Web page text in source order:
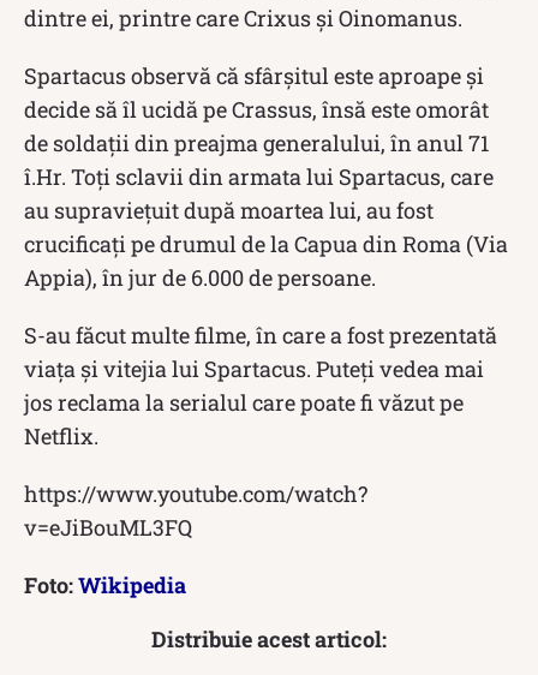
dintre ei, printre care Crixus și Oinomanus.
Spartacus observă că sfârșitul este aproape și
decide să îl ucidă pe Crassus, însă este omorât
de soldații din preajma generalului, în anul 71
î.Hr. Toți sclavii din armata lui Spartacus, care
au supraviețuit după moartea lui, au fost
crucificați pe drumul de la Capua din Roma (Via
Appia), în jur de 6.000 de persoane.
S-au făcut multe filme, în care a fost prezentată
viața și vitejia lui Spartacus. Puteți vedea mai
jos reclama la serialul care poate fi văzut pe
Netflix.
https://www.youtube.com/watch?
v=eJiBouML3FQ
Foto:Wikipedia
Distribuie acest articol: